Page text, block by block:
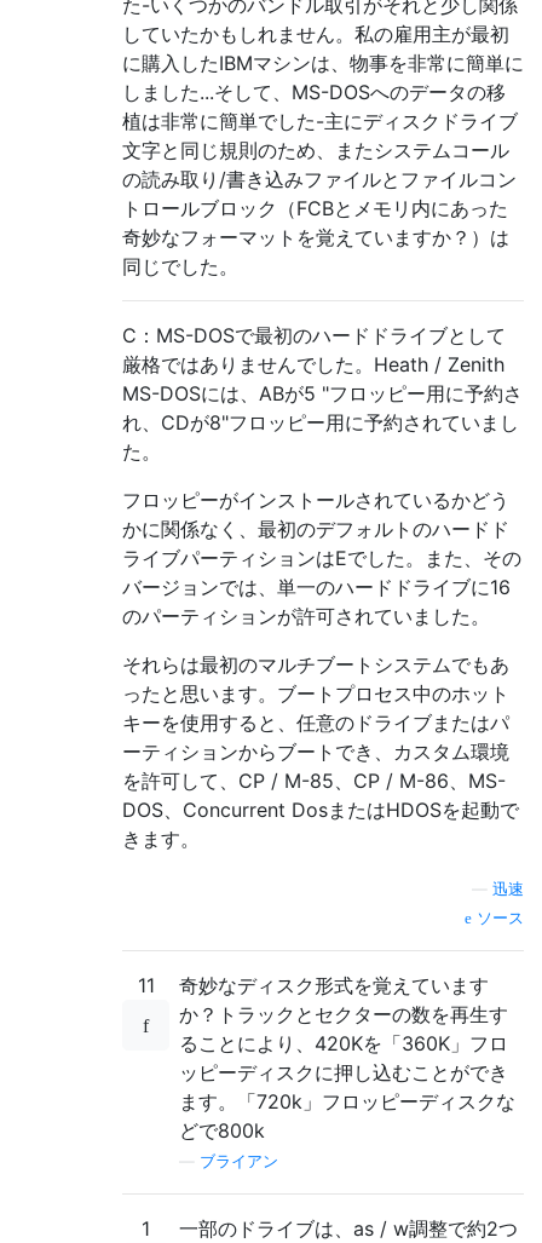
た-いくつかのバンドル取引がそれと少し関係
していたかもしれません。私の雇用主が最初
に購入したIBMマシンは、物事を非常に簡単に
しました...そして、MS-DOSへのデータの移
植は非常に簡単でした-主にディスクドライブ
文字と同じ規則のため、またシステムコール
の読み取り/書き込みファイルとファイルコン
トロールブロック（FCBとメモリ内にあった
奇妙なフォーマットを覚えていますか？）は
同じでした。
C：MS-DOSで最初のハードドライブとして
厳格ではありませんでした。Heath / Zenith
MS-DOSには、ABが5 "フロッピー用に予約さ
れ、CDが8"フロッピー用に予約されていまし
た。
フロッピーがインストールされているかどう
かに関係なく、最初のデフォルトのハードド
ライブパーティションはEでした。また、その
バージョンでは、単一のハードドライブに16
のパーティションが許可されていました。
それらは最初のマルチブートシステムでもあ
ったと思います。ブートプロセス中のホット
キーを使用すると、任意のドライブまたはパ
ーティションからブートでき、カスタム環境
を許可して、CP / M-85、CP / M-86、MS-
DOS、Concurrent DosまたはHDOSを起動で
きます。
迅速
ソース
11
奇妙なディスク形式を覚えています
か？トラックとセクターの数を再生す
ることにより、420Kを「360K」フロ
ッピーディスクに押し込むことができ
ます。「720k」フロッピーディスクな
どで800k
ブライアン
1
一部のドライブは、as / w調整で約2つ